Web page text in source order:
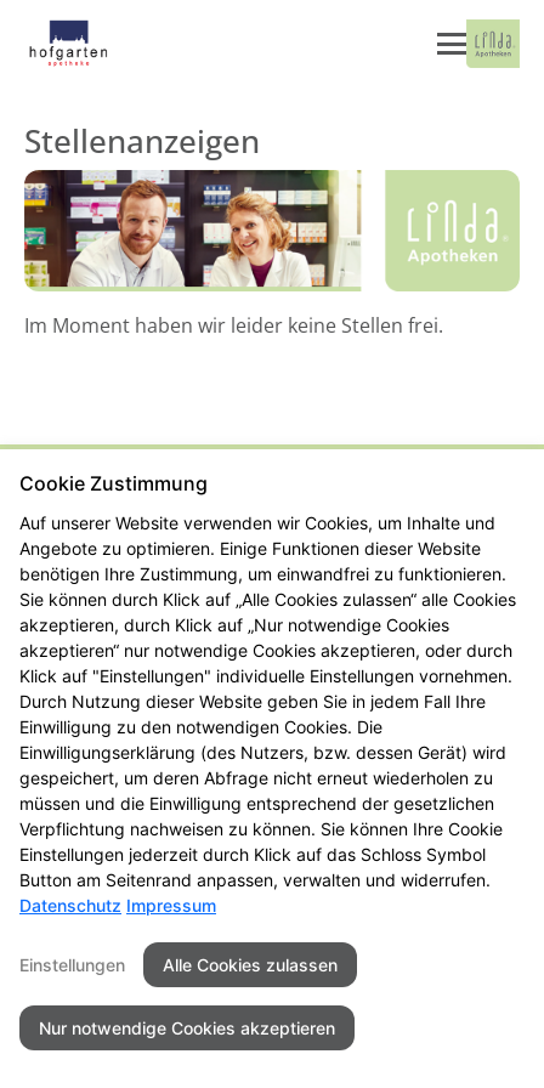
Stellenanzeigen
Im Moment haben wir leider keine Stellen frei.
Kontakt Impressum
Barrierefreiheit
© 2026 Hofgarten Apotheke
Cookie Zustimmung
Auf unserer Website verwenden wir Cookies, um Inhalte und
Angebote zu optimieren. Einige Funktionen dieser Website
benötigen Ihre Zustimmung, um einwandfrei zu funktionieren.
Sie können durch Klick auf „Alle Cookies zulassen“ alle Cookies
akzeptieren, durch Klick auf „Nur notwendige Cookies
akzeptieren“ nur notwendige Cookies akzeptieren, oder durch
Klick auf "Einstellungen" individuelle Einstellungen vornehmen.
Durch Nutzung dieser Website geben Sie in jedem Fall Ihre
Einwilligung zu den notwendigen Cookies. Die
Einwilligungserklärung (des Nutzers, bzw. dessen Gerät) wird
gespeichert, um deren Abfrage nicht erneut wiederholen zu
müssen und die Einwilligung entsprechend der gesetzlichen
Verpflichtung nachweisen zu können. Sie können Ihre Cookie
Einstellungen jederzeit durch Klick auf das Schloss Symbol
Button am Seitenrand anpassen, verwalten und widerrufen.
Datenschutz Impressum
Einstellungen Alle Cookies zulassen
Nur notwendige Cookies akzeptieren